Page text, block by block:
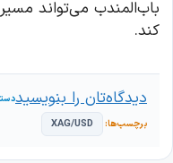
کند.
XAG/USD
دیدگاه‌تان را بنویسید